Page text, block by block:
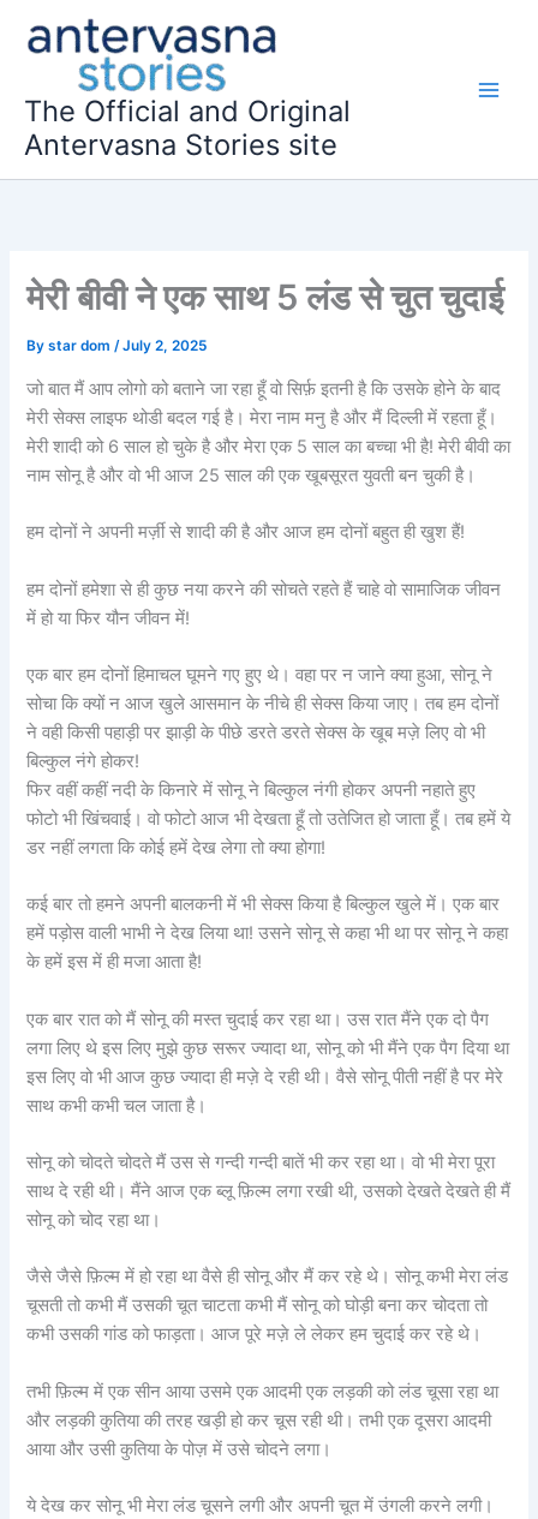
The Official and Original
Antervasna Stories site
मेरी बीवी ने एक साथ 5 लंड से चुत चुदाई
Bystar dom/July 2, 2025
जो बात मैं आप लोगो को बताने जा रहा हूँ वो सिर्फ़ इतनी है कि उसके होने के बाद
मेरी सेक्स लाइफ थोडी बदल गई है। मेरा नाम मनु है और मैं दिल्ली में रहता हूँ।
मेरी शादी को 6 साल हो चुके है और मेरा एक 5 साल का बच्चा भी है! मेरी बीवी का
नाम सोनू है और वो भी आज 25 साल की एक खूबसूरत युवती बन चुकी है।
हम दोनों ने अपनी मर्ज़ी से शादी की है और आज हम दोनों बहुत ही खुश हैं!
हम दोनों हमेशा से ही कुछ नया करने की सोचते रहते हैं चाहे वो सामाजिक जीवन
में हो या फिर यौन जीवन में!
एक बार हम दोनों हिमाचल घूमने गए हुए थे। वहा पर न जाने क्या हुआ, सोनू ने
सोचा कि क्यों न आज खुले आसमान के नीचे ही सेक्स किया जाए। तब हम दोनों
ने वही किसी पहाड़ी पर झाड़ी के पीछे डरते डरते सेक्स के खूब मज़े लिए वो भी
बिल्कुल नंगे होकर!
फिर वहीं कहीं नदी के किनारे में सोनू ने बिल्कुल नंगी होकर अपनी नहाते हुए
फोटो भी खिंचवाई। वो फोटो आज भी देखता हूँ तो उतेजित हो जाता हूँ। तब हमें ये
डर नहीं लगता कि कोई हमें देख लेगा तो क्या होगा!
कई बार तो हमने अपनी बालकनी में भी सेक्स किया है बिल्कुल खुले में। एक बार
हमें पड़ोस वाली भाभी ने देख लिया था! उसने सोनू से कहा भी था पर सोनू ने कहा
के हमें इस में ही मजा आता है!
एक बार रात को मैं सोनू की मस्त चुदाई कर रहा था। उस रात मैंने एक दो पैग
लगा लिए थे इस लिए मुझे कुछ सरूर ज्यादा था, सोनू को भी मैंने एक पैग दिया था
इस लिए वो भी आज कुछ ज्यादा ही मज़े दे रही थी। वैसे सोनू पीती नहीं है पर मेरे
साथ कभी कभी चल जाता है।
सोनू को चोदते चोदते मैं उस से गन्दी गन्दी बातें भी कर रहा था। वो भी मेरा पूरा
साथ दे रही थी। मैंने आज एक ब्लू फ़िल्म लगा रखी थी, उसको देखते देखते ही मैं
सोनू को चोद रहा था।
जैसे जैसे फ़िल्म में हो रहा था वैसे ही सोनू और मैं कर रहे थे। सोनू कभी मेरा लंड
चूसती तो कभी मैं उसकी चूत चाटता कभी मैं सोनू को घोड़ी बना कर चोदता तो
कभी उसकी गांड को फाड़ता। आज पूरे मज़े ले लेकर हम चुदाई कर रहे थे।
तभी फ़िल्म में एक सीन आया उसमे एक आदमी एक लड़की को लंड चूसा रहा था
और लड़की कुतिया की तरह खड़ी हो कर चूस रही थी। तभी एक दूसरा आदमी
आया और उसी कुतिया के पोज़ में उसे चोदने लगा।
ये देख कर सोनू भी मेरा लंड चूसने लगी और अपनी चूत में उंगली करने लगी।